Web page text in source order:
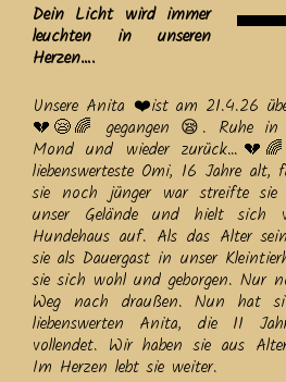
Dein Licht wird immer
leuchten in unseren
Herzen….
Unsere Anita ❤️ist am 21.4.26
💔😪🌈 gegangen 😪. Ruhe
Mond und wieder
liebenswerteste Omi, 16 Jahre
sie noch jünger war streifte sie
unser Gelände und hielt sich
Hundehaus auf. Als das Alter
sie als Dauergast in unser
sie sich wohl und geborgen. Nur
Weg nach draußen. Nun hat
liebenswerten Anita, die 11
vollendet. Wir haben sie aus
Im Herzen lebt sie weiter.